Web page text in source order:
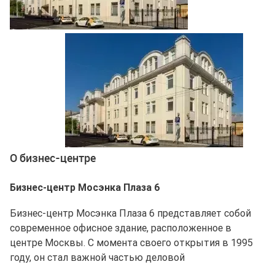
О бизнес-центре
Бизнес-центр Мосэнка Плаза 6
Бизнес-центр Мосэнка Плаза 6 представляет собой
современное офисное здание, расположенное в
центре Москвы. С момента своего открытия в 1995
году, он стал важной частью деловой